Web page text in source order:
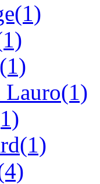
(1)
(1)
Lauro(1)
(1)